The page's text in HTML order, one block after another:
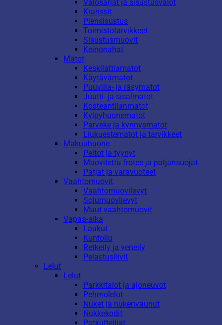
Valosarjat ja sisustusvalot
Kranssit
Piensisustus
Toimistotarvikkeet
Sisustusmuovit
Keinonahat
Matot
Keskilattiamatot
Käytävämatot
Puuvilla- ja räsymatot
Juutti- ja sisalmatot
Kosteantilanmatot
Kylpyhuonematot
Parveke ja kynnysmatot
Liukuestematot ja tarvikkeet
Makuuhuone
Peitot ja tyynyt
Muovitettu frotee ja patjansuojat
Patjat ja varavuoteet
Vaahtomuovit
Vaahtomuovilevyt
Solumuovilevyt
Muut vaahtomuovit
Vapaa-aika
Laukut
Kuntoilu
Retkeily ja veneily
Pelastusliivit
Lelut
Lelut
Parkkitalot ja ajoneuvot
Pehmolelut
Nuket ja nukenvaunut
Nukkekodit
Potkuttelijat